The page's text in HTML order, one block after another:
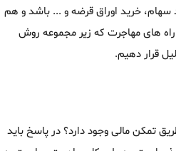
سهام، خرید اوراق قرضه و ... باشد و هم
های مهاجرت که زیر مجموعه روش
قرار دهیم.
تمکن مالی وجود دارد؟ در پاسخ باید